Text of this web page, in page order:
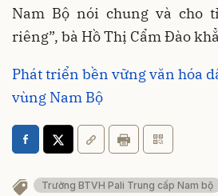
Nam Bộ nói chung và cho
riêng”, bà Hồ Thị Cẩm Đào
Phát triển bền vững văn hóa
vùng Nam Bộ
Trường BTVH Pali Trung cấp Nam bộ